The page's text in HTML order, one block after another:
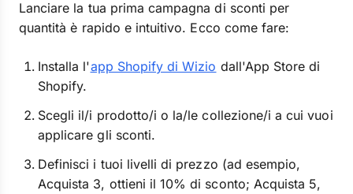
Lanciare la tua prima campagna di sconti per
quantità è rapido e intuitivo. Ecco come fare:
Installa l'app Shopify di Wizio dall'App Store di
Shopify.
Scegli il/i prodotto/i o la/le collezione/i a cui vuoi
applicare gli sconti.
Definisci i tuoi livelli di prezzo (ad esempio,
Acquista 3, ottieni il 10% di sconto; Acquista 5,